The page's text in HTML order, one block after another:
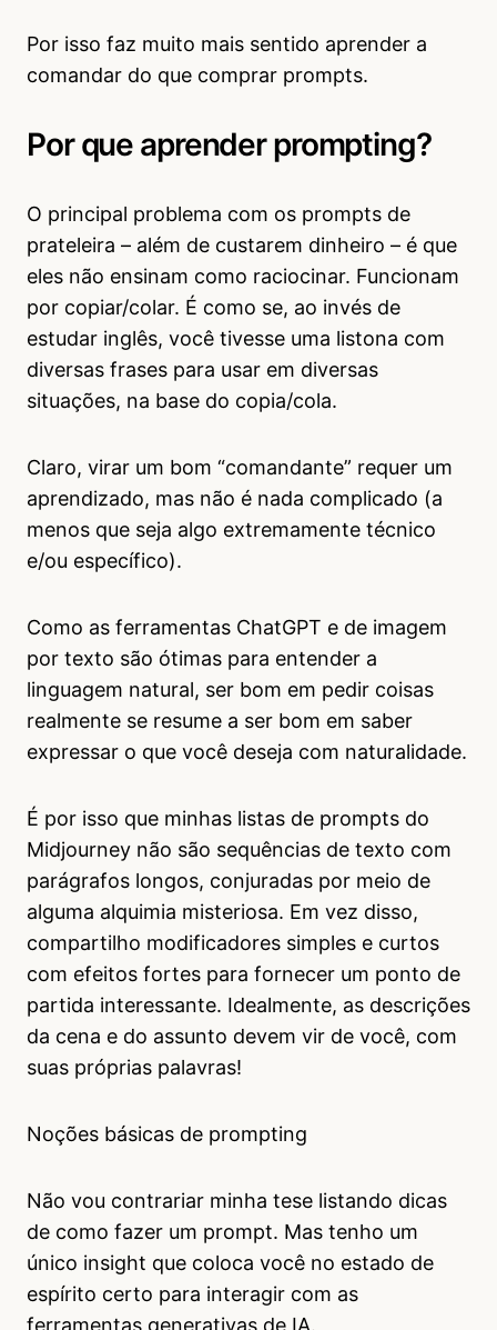
Por isso faz muito mais sentido aprender a
comandar do que comprar prompts.
Por que aprender prompting?
O principal problema com os prompts de
prateleira – além de custarem dinheiro – é que
eles não ensinam como raciocinar. Funcionam
por copiar/colar. É como se, ao invés de
estudar inglês, você tivesse uma listona com
diversas frases para usar em diversas
situações, na base do copia/cola.
Claro, virar um bom “comandante” requer um
aprendizado, mas não é nada complicado (a
menos que seja algo extremamente técnico
e/ou específico).
Como as ferramentas ChatGPT e de imagem
por texto são ótimas para entender a
linguagem natural, ser bom em pedir coisas
realmente se resume a ser bom em saber
expressar o que você deseja com naturalidade.
É por isso que minhas listas de prompts do
Midjourney não são sequências de texto com
parágrafos longos, conjuradas por meio de
alguma alquimia misteriosa. Em vez disso,
compartilho modificadores simples e curtos
com efeitos fortes para fornecer um ponto de
partida interessante. Idealmente, as descrições
da cena e do assunto devem vir de você, com
suas próprias palavras!
Noções básicas de prompting
Não vou contrariar minha tese listando dicas
de como fazer um prompt. Mas tenho um
único insight que coloca você no estado de
espírito certo para interagir com as
ferramentas generativas de IA.